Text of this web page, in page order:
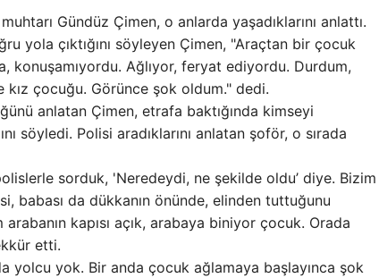
Gündüz Çimen, o anlarda yaşadıklarını anlattı.
yola çıktığını söyleyen Çimen, "Araçtan bir çocuk
konuşamıyordu. Ağlıyor, feryat ediyordu. Durdum,
çocuğu. Görünce şok oldum." dedi.
anlatan Çimen, etrafa baktığında kimseyi
söyledi. Polisi aradıklarını anlatan şoför, o sırada
sorduk, 'Neredeydi, ne şekilde oldu’ diye. Bizim
babası da dükkanın önünde, elinden tuttuğunu
kapısı açık, arabaya biniyor çocuk. Orada
etti.
yolcu yok. Bir anda çocuk ağlamaya başlayınca şok